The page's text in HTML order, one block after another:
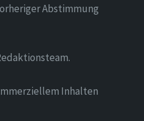
Abstimmung
Inhalten